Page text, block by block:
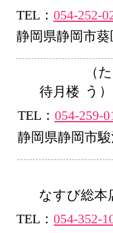
TEL： 054-252-
静岡県静岡市葵
待月楼
（
う）
TEL： 054-259-
静岡県静岡市
なすび総本
TEL：054-352-